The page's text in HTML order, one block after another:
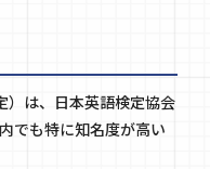
）は、日本英語検定協会
でも特に知名度が高い